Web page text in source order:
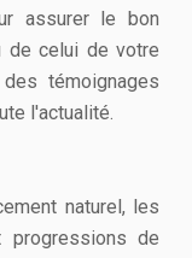
assurer le bon
de celui de votre
témoignages
l'actualité.
naturel, les
progressions de